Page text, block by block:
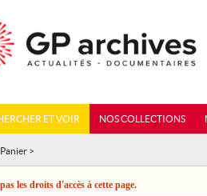
ET VOIR NOS COLLECTIONS
Panier >
les droits d'accès à cette page.